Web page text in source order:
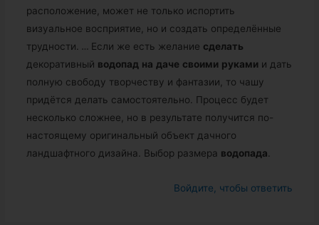
расположение, может не только испортить
визуальное восприятие, но и создать определённые
трудности. … Если же есть желание сделать
декоративный водопад на даче своими руками и дать
полную свободу творчеству и фантазии, то чашу
придётся делать самостоятельно. Процесс будет
несколько сложнее, но в результате получится по-
настоящему оригинальный объект дачного
ландшафтного дизайна. Выбор размера водопада.
Войдите, чтобы ответить